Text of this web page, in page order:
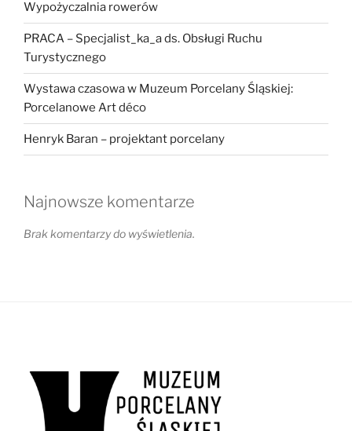
Wypożyczalnia rowerów
PRACA – Specjalist_ka_a ds. Obsługi Ruchu
Turystycznego
Wystawa czasowa w Muzeum Porcelany Śląskiej:
Porcelanowe Art déco
Henryk Baran – projektant porcelany
Najnowsze komentarze
Brak komentarzy do wyświetlenia.